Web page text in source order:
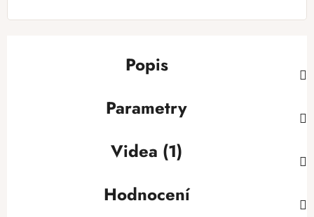
Popis
Parametry
Videa (1)
Hodnocení